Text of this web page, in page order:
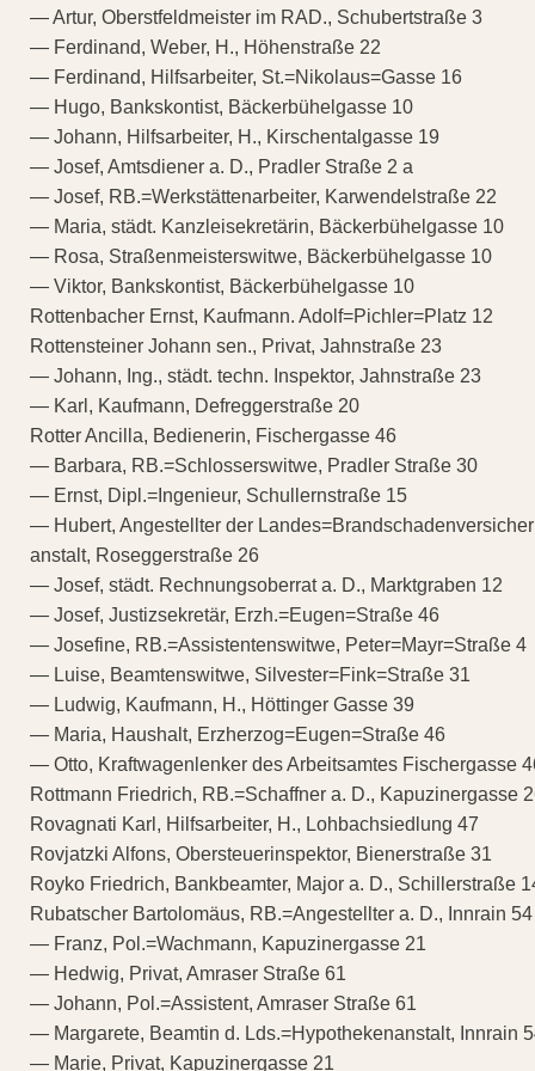
— Artur, Oberstfeldmeister im RAD., Schubertstraße 3
— Ferdinand, Weber, H., Höhenstraße 22
— Ferdinand, Hilfsarbeiter, St.=Nikolaus=Gasse 16
— Hugo, Bankskontist, Bäckerbühelgasse 10
— Johann, Hilfsarbeiter, H., Kirschentalgasse 19
— Josef, Amtsdiener a. D., Pradler Straße 2 a
— Josef, RB.=Werkstättenarbeiter, Karwendelstraße 22
— Maria, städt. Kanzleisekretärin, Bäckerbühelgasse 10
— Rosa, Straßenmeisterswitwe, Bäckerbühelgasse 10
— Viktor, Bankskontist, Bäckerbühelgasse 10
Rottenbacher Ernst, Kaufmann. Adolf=Pichler=Platz 12
Rottensteiner Johann sen., Privat, Jahnstraße 23
— Johann, Ing., städt. techn. Inspektor, Jahnstraße 23
— Karl, Kaufmann, Defreggerstraße 20
Rotter Ancilla, Bedienerin, Fischergasse 46
— Barbara, RB.=Schlosserswitwe, Pradler Straße 30
— Ernst, Dipl.=Ingenieur, Schullernstraße 15
— Hubert, Angestellter der
anstalt, Roseggerstraße 26
— Josef, städt. Rechnungsoberrat a. D., Marktgraben 12
— Josef, Justizsekretär, Erzh.=Eugen=Straße 46
— Josefine, RB.=Assistentenswitwe, Peter=Mayr=Straße 4
— Luise, Beamtenswitwe, Silvester=Fink=Straße 31
— Ludwig, Kaufmann, H., Höttinger Gasse 39
— Maria, Haushalt, Erzherzog=Eugen=Straße 46
— Otto, Kraftwagenlenker des Arbeitsamtes Fischergasse
Rottmann Friedrich, RB.=Schaffner a. D., Kapuzinergasse
Rovagnati Karl, Hilfsarbeiter, H., Lohbachsiedlung 47
Rovjatzki Alfons, Obersteuerinspektor, Bienerstraße 31
Royko Friedrich, Bankbeamter, Major a. D., Schillerstraße
Rubatscher Bartolomäus, RB.=Angestellter a. D., Innrain 54
— Franz, Pol.=Wachmann, Kapuzinergasse 21
— Hedwig, Privat, Amraser Straße 61
— Johann, Pol.=Assistent, Amraser Straße 61
— Margarete, Beamtin d. Lds.=Hypothekenanstalt, Innrain
— Marie, Privat, Kapuzinergasse 21